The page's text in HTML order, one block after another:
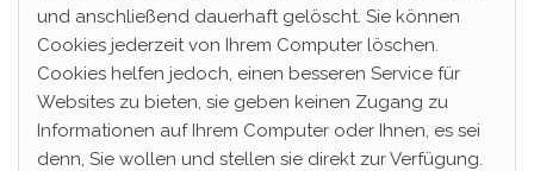
und anschließend dauerhaft gelöscht. Sie können
Cookies jederzeit von Ihrem Computer löschen.
Cookies helfen jedoch, einen besseren Service für
Websites zu bieten, sie geben keinen Zugang zu
Informationen auf Ihrem Computer oder Ihnen, es sei
denn, Sie wollen und stellen sie direkt zur Verfügung.